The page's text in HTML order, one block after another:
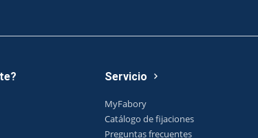
Servicio
MyFabory
Catálogo de fijaciones
Preguntas frecuentes